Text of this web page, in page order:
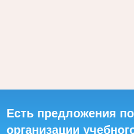
Есть предложения по
организации